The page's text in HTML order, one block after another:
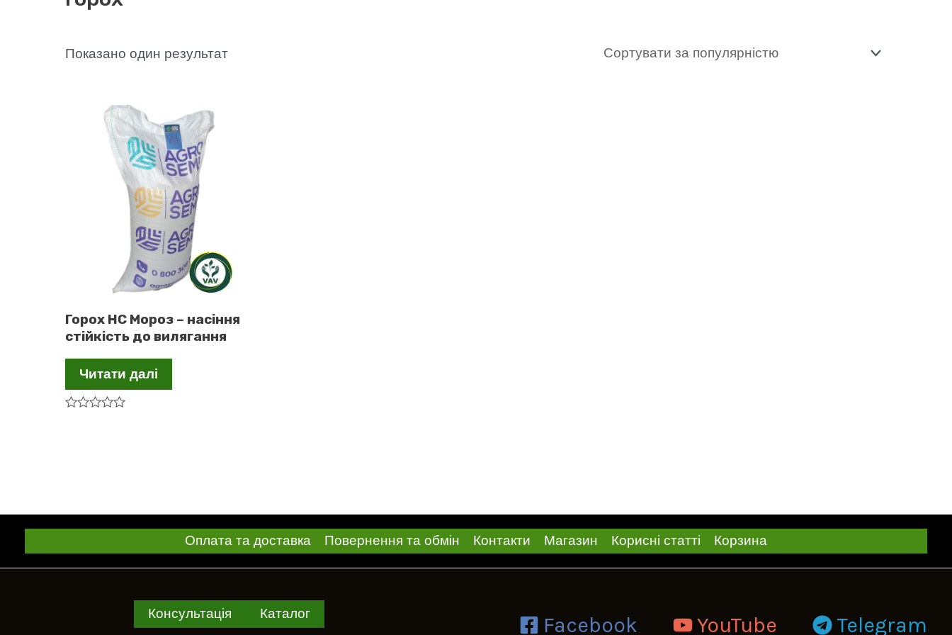
Показано один результат
Горох НС Мороз – насіння
стійкість до вилягання
Читати далі
Оплата та доставка Повернення та обмін Контакти Магазин Корисні статті Корзина
Консультація Каталог Facebook YouTube Telegram